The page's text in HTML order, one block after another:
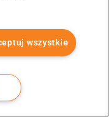
wszystkie